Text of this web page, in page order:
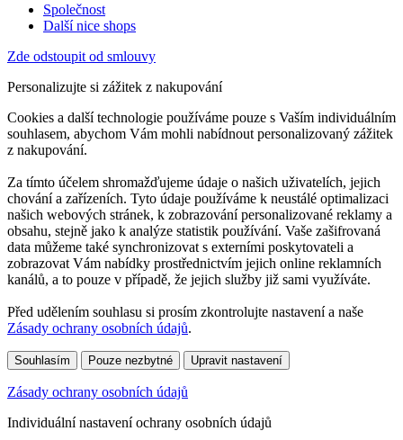
Společnost
Další nice shops
Zde odstoupit od smlouvy
Personalizujte si zážitek z nakupování
Cookies a další technologie používáme pouze s Vaším individuálním
souhlasem, abychom Vám mohli nabídnout personalizovaný zážitek
z nakupování.
Za tímto účelem shromažďujeme údaje o našich uživatelích, jejich
chování a zařízeních. Tyto údaje používáme k neustálé optimalizaci
našich webových stránek, k zobrazování personalizované reklamy a
obsahu, stejně jako k analýze statistik používání. Vaše zašifrovaná
data můžeme také synchronizovat s externími poskytovateli a
zobrazovat Vám nabídky prostřednictvím jejich online reklamních
kanálů, a to pouze v případě, že jejich služby již sami využíváte.
Před udělením souhlasu si prosím zkontrolujte nastavení a naše
Zásady ochrany osobních údajů.
Souhlasím Pouze nezbytné Upravit nastavení
Zásady ochrany osobních údajů
Individuální nastavení ochrany osobních údajů